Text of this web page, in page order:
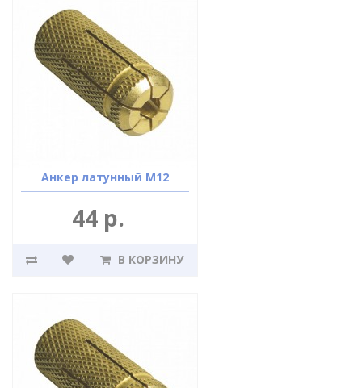
Анкер латунный М12
44 р.
В КОРЗИНУ